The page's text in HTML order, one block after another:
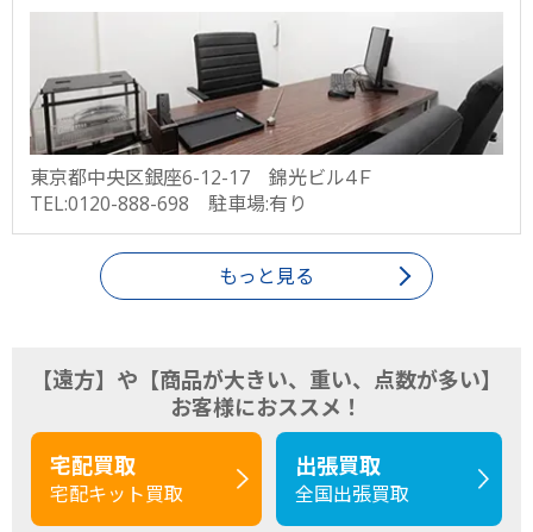
東京都中央区銀座6-12-17 錦光ビル4Ｆ
TEL:0120-888-698 駐車場:有り
もっと見る
【遠方】や【商品が大きい、重い、点数が多い】
お客様におススメ！
宅配買取
宅配キット買取
出張買取
全国出張買取